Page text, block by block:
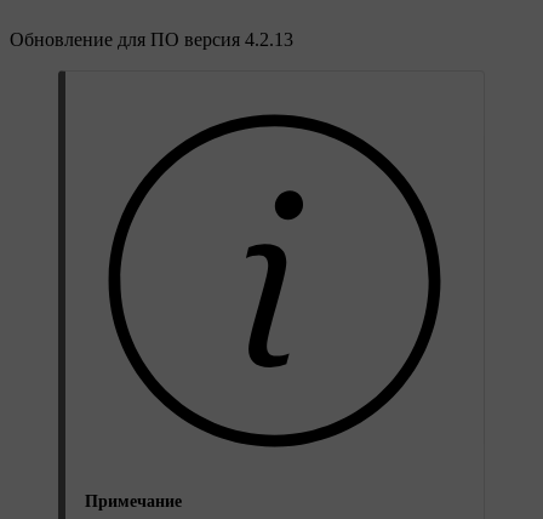
Обновление для ПО версия 4.2.13
Примечание